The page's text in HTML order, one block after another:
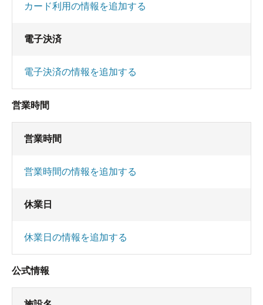
カード利用の情報を追加する
電子決済
電子決済の情報を追加する
営業時間
営業時間
営業時間の情報を追加する
休業日
休業日の情報を追加する
公式情報